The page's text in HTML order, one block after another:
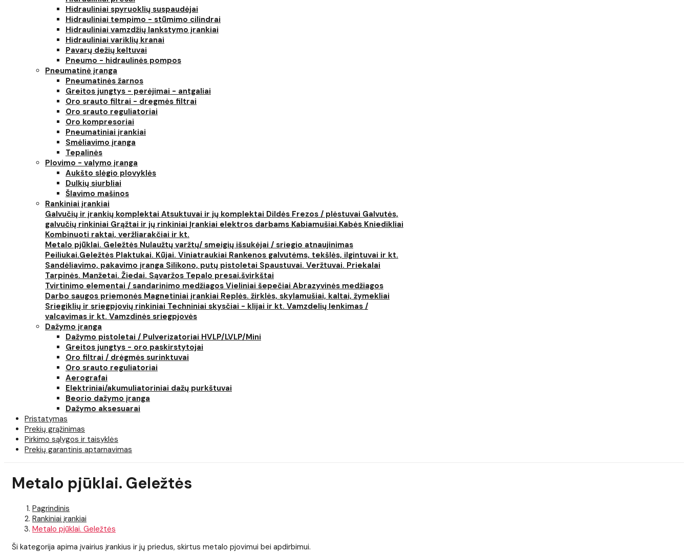
Hidrauliniai spyruoklių suspaudėjai
Hidrauliniai tempimo - stūmimo cilindrai
Hidrauliniai vamzdžių lankstymo įrankiai
Hidrauliniai variklių kranai
Pavarų dežių keltuvai
Pneumo - hidraulinės pompos
Pneumatinė įranga
Pneumatinės žarnos
Greitos jungtys - perėjimai - antgaliai
Oro srauto filtrai - dregmės filtrai
Oro srauto reguliatoriai
Oro kompresoriai
Pneumatiniai įrankiai
Smėliavimo įranga
Tepalinės
Plovimo - valymo įranga
Aukšto slėgio plovyklės
Dulkių siurbliai
Šlavimo mašinos
Rankiniai įrankiai
Galvučių ir įrankių komplektai Atsuktuvai ir jų komplektai Dildės Frezos / plėstuvai Galvutės,
galvučių rinkiniai Grąžtai ir jų rinkiniai Įrankiai elektros darbams Kabiamušiai.Kabės Kniedikliai
Kombinuoti raktai, veržliarakčiai ir kt.
Metalo pjūklai. Geležtės Nulaužtų varžtų/ smeigių išsukėjai / sriegio atnaujinimas
Peiliukai.Geležtės Plaktukai. Kūjai. Viniatraukiai Rankenos galvutėms, tekšlės, ilgintuvai ir kt.
Sandėliavimo, pakavimo įranga Silikono, putų pistoletai Spaustuvai. Veržtuvai. Priekalai
Tarpinės. Manžetai. Žiedai. Sąvaržos Tepalo presai,švirkštai
Tvirtinimo elementai / sandarinimo medžiagos Vieliniai šepečiai Abrazyvinės medžiagos
Darbo saugos priemonės Magnetiniai įrankiai Replės. žirklės, skylamušiai, kaltai, žymekliai
Sriegiklių ir sriegpjovių rinkiniai Techniniai skysčiai - klijai ir kt. Vamzdelių lenkimas /
valcavimas ir kt. Vamzdinės sriegpjovės
Dažymo įranga
Dažymo pistoletai / Pulverizatoriai HVLP/LVLP/Mini
Greitos jungtys - oro paskirstytojai
Oro filtrai / drėgmės surinktuvai
Oro srauto reguliatoriai
Aerografai
Elektriniai/akumuliatoriniai dažų purkštuvai
Beorio dažymo įranga
Dažymo aksesuarai
Pristatymas
Prekių grąžinimas
Pirkimo sąlygos ir taisyklės
Prekių garantinis aptarnavimas
Metalo pjūklai. Geležtės
Pagrindinis
Rankiniai įrankiai
Metalo pjūklai. Geležtės
Ši kategorija apima įvairius įrankius ir jų priedus, skirtus metalo pjovimui bei apdirbimui.